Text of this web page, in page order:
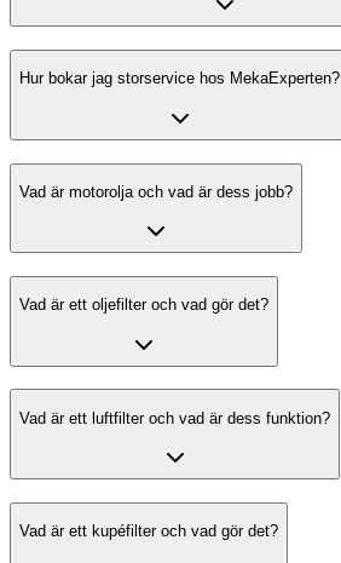
Hur bokar jag storservice hos MekaExperten?
Vad är motorolja och vad är dess jobb?
Vad är ett oljefilter och vad gör det?
Vad är ett luftfilter och vad är dess funktion?
Vad är ett kupéfilter och vad gör det?